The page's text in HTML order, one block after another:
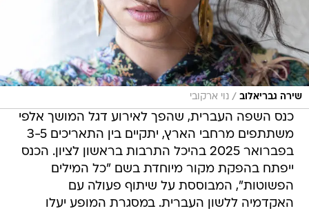
שירה גבריאלוב / נוי ארקובי
כנס השפה העברית, שהפך לאירוע דגל המושך אלפי
משתתפים מרחבי הארץ, יתקיים בין התאריכים 3-5
בפברואר 2025 בהיכל התרבות בראשון לציון. הכנס
ייפתח בהפקת מקור מיוחדת בשם "כל המילים
הפשוטות", המבוססת על שיתוף פעולה עם
האקדמיה ללשון העברית. במסגרת המופע יעלו